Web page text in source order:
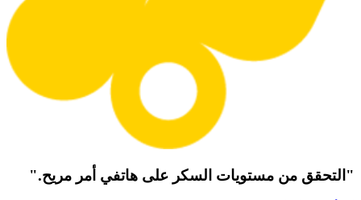
"التحقق من مستويات السكر على هاتفي أمر مريح."